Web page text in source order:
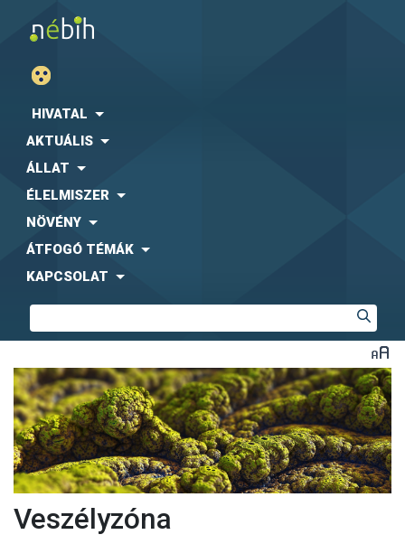
HIVATAL
AKTUÁLIS
ÁLLAT
ÉLELMISZER
NÖVÉNY
ÁTFOGÓ TÉMÁK
KAPCSOLAT
Veszélyzóna